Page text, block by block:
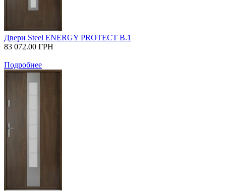
Двери Steel ENERGY PROTECT B.1
83 072.00 ГРН
Подробнее